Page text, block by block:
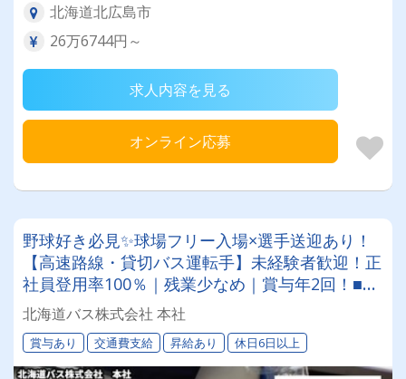
北海道北広島市
26万6744円～
求人内容を見る
オンライン応募
野球好き必見✨球場フリー入場×選手送迎あり！
【高速路線・貸切バス運転手】未経験者歓迎！正
社員登用率100％｜残業少なめ｜賞与年2回！■従
業員約1,200名、車両400台。全国に展開する東
京バスグループのグループ会社です！
北海道バス株式会社 本社
賞与あり 交通費支給 昇給あり 休日6日以上